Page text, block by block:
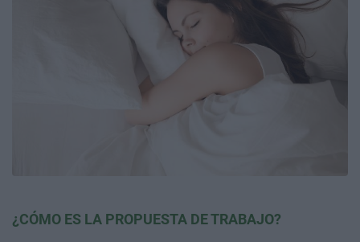
¿CÓMO ES LA PROPUESTA DE TRABAJO?